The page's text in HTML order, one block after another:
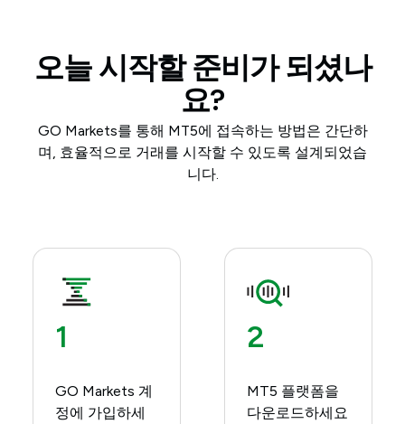
오늘 시작할 준비가 되셨나
요?
GO Markets를 통해 MT5에 접속하는 방법은 간단하
며, 효율적으로 거래를 시작할 수 있도록 설계되었습
니다.
1
GO Markets 계
정에 가입하세
2
MT5 플랫폼을
다운로드하세요